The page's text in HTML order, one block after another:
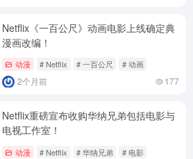
Netflix《一百公尺》动画电影上线确定典
漫画改编！
动漫 # Netflix # 一百公尺 # 动画
2个月前 177
Netflix重磅宣布收购华纳兄弟包括电影与
电视工作室！
动漫 # Netflix # 华纳兄弟 # 电影